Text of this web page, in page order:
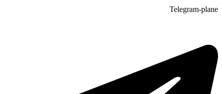
Telegram-plane